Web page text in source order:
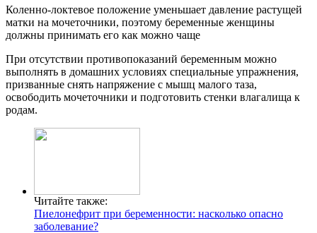
Коленно-локтевое положение уменьшает давление растущей
матки на мочеточники, поэтому беременные женщины
должны принимать его как можно чаще
При отсутствии противопоказаний беременным можно
выполнять в домашних условиях специальные упражнения,
призванные снять напряжение с мышц малого таза,
освободить мочеточники и подготовить стенки влагалища к
родам.
Читайте также:
Пиелонефрит при беременности: насколько опасно
заболевание?